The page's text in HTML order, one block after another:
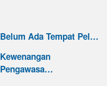
Belum Ada Tempat Pel…
Kewenangan
Pengawasa…